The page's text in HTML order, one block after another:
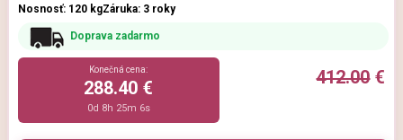
Nosnosť: 120 kgZáruka: 3 roky
Doprava zadarmo
412.00€
Konečná cena:
288.40 €
0d 8h 25m 5s